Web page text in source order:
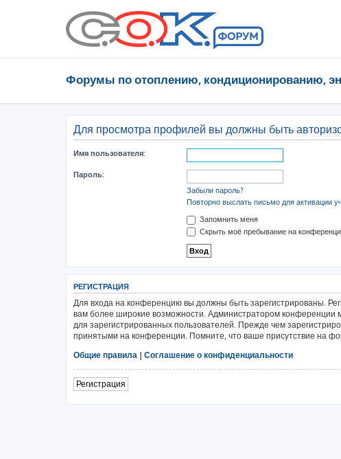
Форумы по отоплению, кондиционированию,
Для просмотра профилей вы должны быть
Имя пользователя:
Пароль:
Забыли пароль?
Повторно выслать письмо для активации
Запомнить меня
Скрыть моё пребывание на
РЕГИСТРАЦИЯ
Для входа на конференцию вы должны быть зарегистрированы.
вам более широкие возможности. Администратором конференции
для зарегистрированных пользователей. Прежде чем
принятыми на конференции. Помните, что ваше присутствие на
Общие правила | Соглашение о конфиденциальности
Регистрация